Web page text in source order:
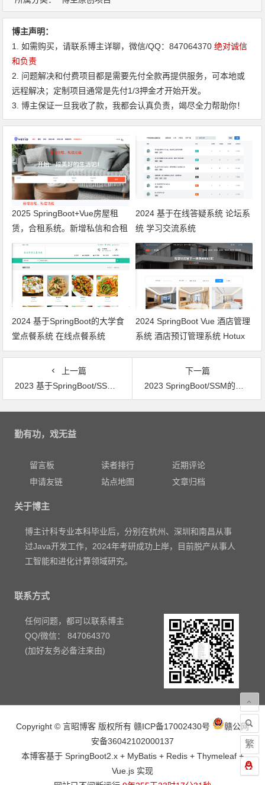
博主声明：
1. 如需购买，请联系博主详聊，微信/QQ：847064370绝对诚信
和负责
2. 问题解决和付费项目都是需要先付全款再提供服务，可本地或
远程解决；定制项目通常是先付1/3押金才开始开发。
3. 博主保证一旦我收了款，我都会认真负责，竭尽全力帮助你！
2025 SpringBoot+Vue房屋租
赁，合租系统。新增私信和合租
功能
2024 基于在线答疑系统 论坛系
统 学习交流系统
2024 基于SpringBoot的大学食
堂点餐系统 在线点餐系统
2024 SpringBoot Vue 酒店管理
系统 酒店预订管理系统 Hotux
的Vue版本
上一篇
2023 基于SpringBoot/SSM的脚手架租赁系统
下一篇
2023 SpringBoot/SSM的极为轻量级推荐博客系统 协同过滤推荐
文章导航
勤有功，戏无益
留言板 读者排行
近期评论
申请友链
站点地图 文章归档
关于博主
博主计科专业本科毕业后，分别在杭州、深圳和南昌从事
过Java开发工作，2024年考研成功上岸，目前脱产从事人
工智能和进化计算领域研究。
联系方式
任何问题，都可以联系博主
QQ/微信： 847064370
(加好友务必备注来由)
Copyright © 言昭博客 版权所有 赣ICP备17002430号
赣公网
安备36042102000137
本博客基于 SpringBoot2.x + MyBatis + Redis + Thymeleaf +
Vue.js 实现
繁